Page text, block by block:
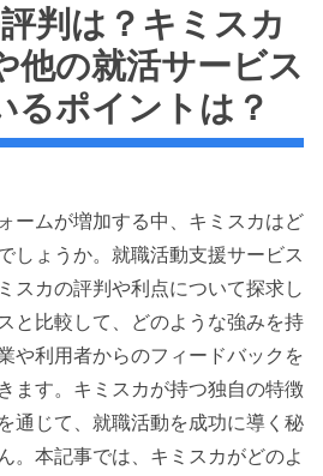
判は？キミスカ
他の就活サービス
るポイントは？
ームが増加する中、キミスカはど
しょうか。就職活動支援サービス
スカの評判や利点について探求し
と比較して、どのような強みを持
や利用者からのフィードバックを
ます。キミスカが持つ独自の特徴
通じて、就職活動を成功に導く秘
。本記事では、キミスカがどのよ